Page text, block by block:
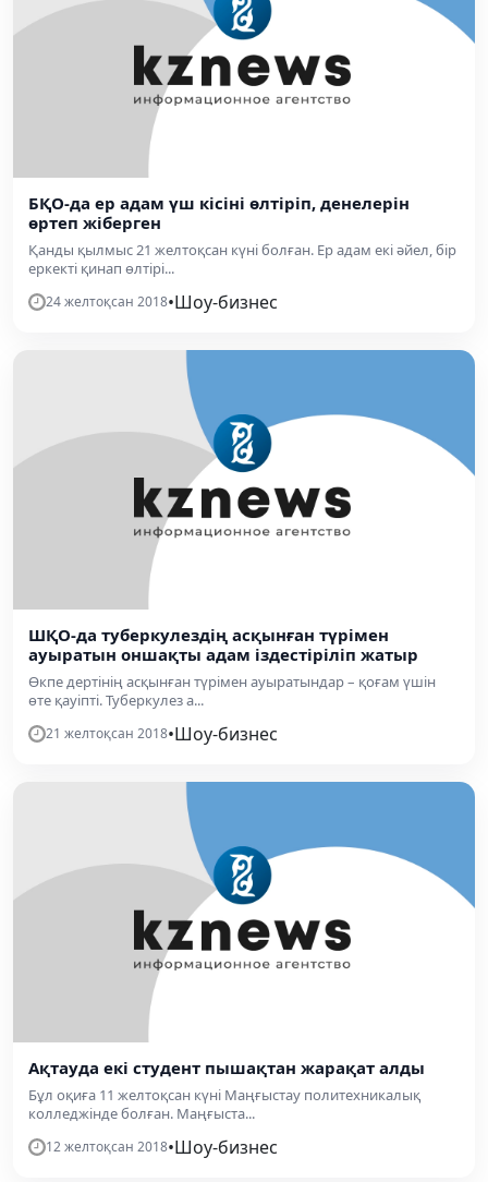
БҚО-да ер адам үш кісіні өлтіріп, денелерін
өртеп жіберген
Қанды қылмыс 21 желтоқсан күні болған. Ер адам екі әйел, бір
еркекті қинап өлтірі...
24 желтоқсан 2018•Шоу-бизнес
ШҚО-да туберкулездің асқынған түрімен
ауыратын оншақты адам іздестіріліп жатыр
Өкпе дертінің асқынған түрімен ауыратындар – қоғам үшін
өте қауіпті. Туберкулез а...
21 желтоқсан 2018•Шоу-бизнес
Ақтауда екі студент пышақтан жарақат алды
Бұл оқиға 11 желтоқсан күні Маңғыстау политехникалық
колледжінде болған. Маңғыста...
12 желтоқсан 2018•Шоу-бизнес